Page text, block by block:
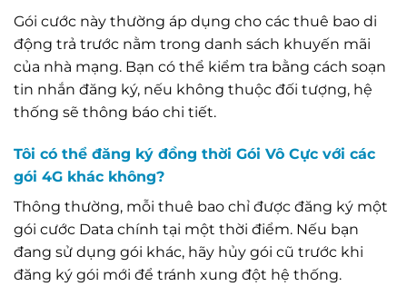
Gói cước này thường áp dụng cho các thuê bao di
động trả trước nằm trong danh sách khuyến mãi
của nhà mạng. Bạn có thể kiểm tra bằng cách soạn
tin nhắn đăng ký, nếu không thuộc đối tượng, hệ
thống sẽ thông báo chi tiết.
Tôi có thể đăng ký đồng thời Gói Vô Cực với các
gói 4G khác không?
Thông thường, mỗi thuê bao chỉ được đăng ký một
gói cước Data chính tại một thời điểm. Nếu bạn
đang sử dụng gói khác, hãy hủy gói cũ trước khi
đăng ký gói mới để tránh xung đột hệ thống.